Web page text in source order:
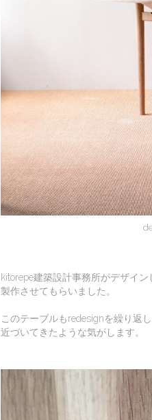
kitorepe建築設計事務所がデザイ
製作させてもらいました。
このテーブルもredesignを繰り返
近づいてきたような気がします。